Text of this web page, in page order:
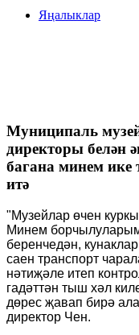
Яңалыклар
Муниципаль
директоры белән
багана минем
итә
"Музейлар өчен
Минем
беренчедән,
саен транспорт
нәтиҗәле итеп
гадәттән тыш хәл
дөрес җавап бирә
директор Чен.